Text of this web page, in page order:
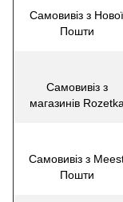
Самовивіз з Нової
Пошти
Самовивіз з
магазинів Rozetka
Самовивіз з
Пошти